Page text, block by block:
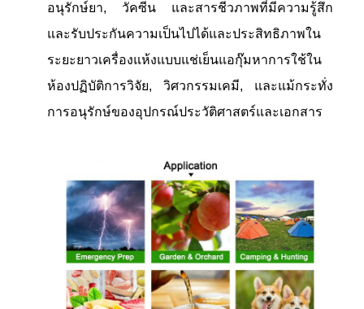
อนุรักษ์ยา, วัคซีน และสารชีวภาพที่มีความรู้สึก
และรับประกันความเป็นไปได้และประสิทธิภาพใน
ระยะยาวเครื่องแห้งแบบแช่เย็นแอกุ๊มหาการใช้ใน
ห้องปฏิบัติการวิจัย, วิศวกรรมเคมี, และแม้กระทั่ง
การอนุรักษ์ของอุปกรณ์ประวัติศาสตร์และเอกสาร